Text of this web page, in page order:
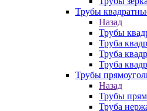
Трубы
Назад
Трубы
Труба
Труба
Труба
Трубы
Назад
Трубы
Труба